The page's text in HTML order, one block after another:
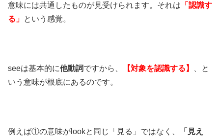
意味には共通したものが見受けられます。それは 「認識す
る」 という感覚。
seeは基本的に他動詞ですから、 【対象を認識する】
、と
いう意味が根底にあるのです。
例えば①の意味がlookと同じ「見る」ではなく、
「見え